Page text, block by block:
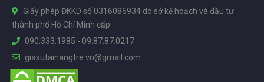
Giấy phép ĐKKD số 0316086934 do sở kế hoạch và đầu tư
thành phố Hồ Chí Minh cấp
090.333.1985 - 09.87.87.0217
giasutainangtre.vn@gmail.com